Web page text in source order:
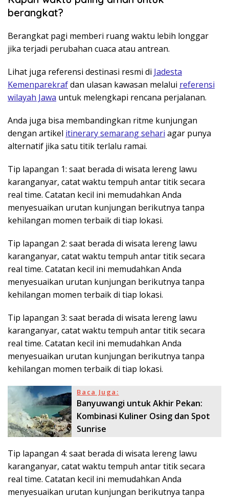
berangkat?
Berangkat pagi memberi ruang waktu lebih longgar
jika terjadi perubahan cuaca atau antrean.
Lihat juga referensi destinasi resmi di Jadesta
Kemenparekrafdan ulasan kawasan melalui referensi
wilayah Jawa untuk melengkapi rencana perjalanan.
Anda juga bisa membandingkan ritme kunjungan
dengan artikel itinerary semarang sehari agar punya
alternatif jika satu titik terlalu ramai.
Tip lapangan 1: saat berada di wisata lereng lawu
karanganyar, catat waktu tempuh antar titik secara
real time. Catatan kecil ini memudahkan Anda
menyesuaikan urutan kunjungan berikutnya tanpa
kehilangan momen terbaik di tiap lokasi.
Tip lapangan 2: saat berada di wisata lereng lawu
karanganyar, catat waktu tempuh antar titik secara
real time. Catatan kecil ini memudahkan Anda
menyesuaikan urutan kunjungan berikutnya tanpa
kehilangan momen terbaik di tiap lokasi.
Tip lapangan 3: saat berada di wisata lereng lawu
karanganyar, catat waktu tempuh antar titik secara
real time. Catatan kecil ini memudahkan Anda
menyesuaikan urutan kunjungan berikutnya tanpa
kehilangan momen terbaik di tiap lokasi.
Baca Juga:
Banyuwangi untuk Akhir Pekan:
Kombinasi Kuliner Osing dan Spot
Sunrise
Tip lapangan 4: saat berada di wisata lereng lawu
karanganyar, catat waktu tempuh antar titik secara
real time. Catatan kecil ini memudahkan Anda
menyesuaikan urutan kunjungan berikutnya tanpa